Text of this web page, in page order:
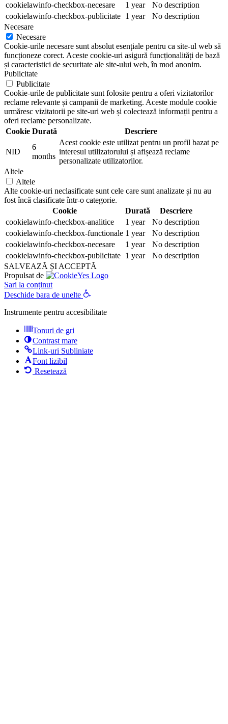
cookielawinfo-checkbox-necesare
1 year
No description
cookielawinfo-checkbox-publicitate 1 year
No description
Necesare
Necesare
Cookie-urile necesare sunt absolut esențiale pentru ca site-ul web să
funcționeze corect. Aceste cookie-uri asigură funcționalități de bază
și caracteristici de securitate ale site-ului web, în mod anonim.
Publicitate
Publicitate
Cookie-urile de publicitate sunt folosite pentru a oferi vizitatorilor
reclame relevante și campanii de marketing. Aceste module cookie
urmăresc vizitatorii pe site-uri web și colectează informații pentru a
oferi reclame personalizate.
Cookie Durată Descriere
NID
6
months
Acest cookie este utilizat pentru un profil bazat pe
interesul utilizatorului și afișează reclame
personalizate utilizatorilor.
Altele
Altele
Alte cookie-uri neclasificate sunt cele care sunt analizate și nu au
fost încă clasificate într-o categorie.
Cookie
Durată
Descriere
cookielawinfo-checkbox-analitice
1 year
No description
cookielawinfo-checkbox-functionale 1 year
No description
cookielawinfo-checkbox-necesare
1 year
No description
cookielawinfo-checkbox-publicitate 1 year
No description
SALVEAZĂ ȘI ACCEPTĂ
Propulsat de
Sari la conținut
Deschide bara de unelte
Instrumente pentru accesibilitate
Tonuri de gri
Contrast mare
Link-uri Subliniate
Font lizibil
Resetează